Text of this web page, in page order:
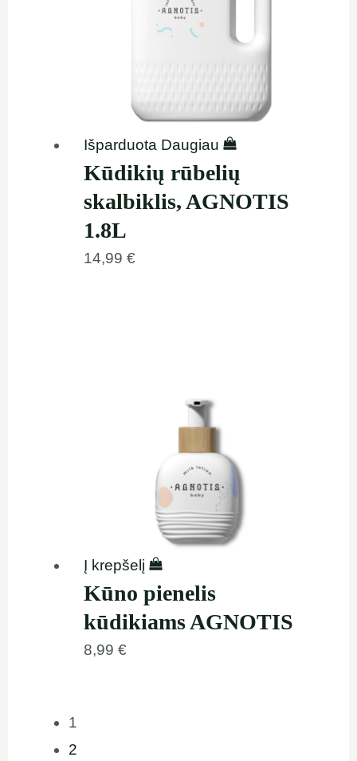
Išparduota Daugiau
Kūdikių rūbelių
skalbiklis, AGNOTIS
1.8L
14,99€
Į krepšelį
Kūno pienelis
kūdikiams AGNOTIS
8,99€
1
2